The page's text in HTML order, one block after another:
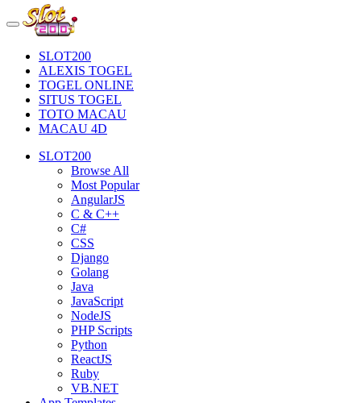
SLOT200
ALEXIS TOGEL
TOGEL ONLINE
SITUS TOGEL
TOTO MACAU
MACAU 4D
SLOT200
Browse All
Most Popular
AngularJS
C & C++
C#
CSS
Django
Golang
Java
JavaScript
NodeJS
PHP Scripts
Python
ReactJS
Ruby
VB.NET